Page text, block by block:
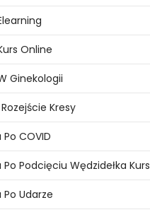
Online
Ginekologii
Kresy
COVID
Podcięciu Wędzidełka Kurs
Udarze